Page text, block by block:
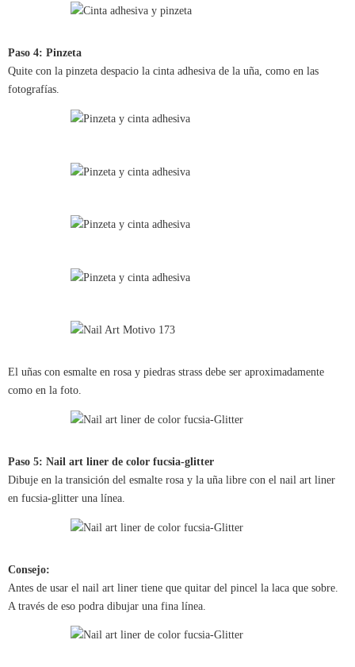
Paso 4: Pinzeta
Quite con la pinzeta despacio la cinta adhesiva de la uña, como en las
fotografías.
El uñas con esmalte en rosa y piedras strass debe ser aproximadamente
como en la foto.
Paso 5: Nail art liner de color fucsia-glitter
Dibuje en la transición del esmalte rosa y la uña libre con el nail art liner
en fucsia-glitter una línea.
Consejo:
Antes de usar el nail art liner tiene que quitar del pincel la laca que sobre.
A través de eso podra dibujar una fina línea.